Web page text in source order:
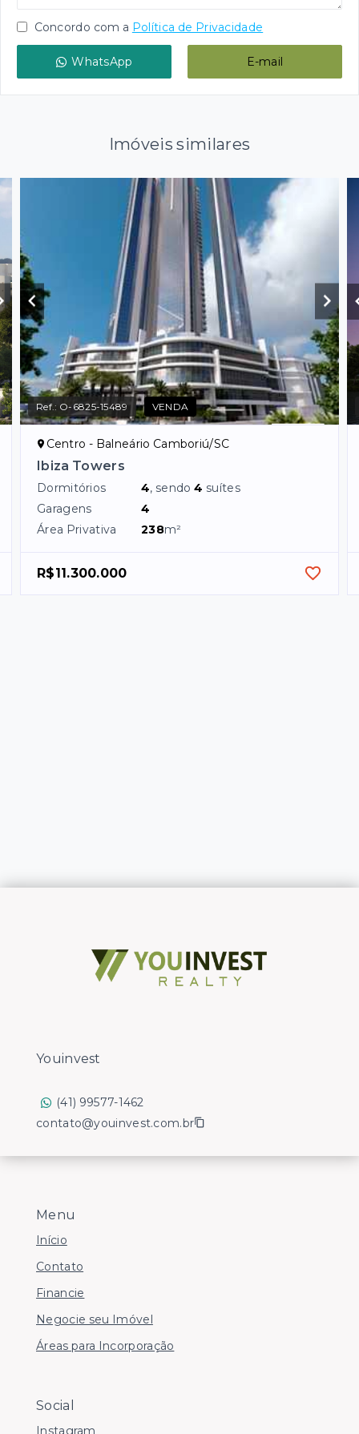
Concordo com a Política de Privacidade
WhatsApp E-mail
Imóveis similares
Ref.: O-6825-15489 VENDA
Centro - Balneário Camboriú/SC
Ibiza Towers
Dormitórios 4, sendo4 suítes
Garagens
4
Área Privativa
238m²
R$11.300.000
Menu
Início
Contato
Financie
Negocie seu Imóvel
Áreas para Incorporação
Social
Instagram
Youinvest
(41) 99577-1462
contato@youinvest.com.br